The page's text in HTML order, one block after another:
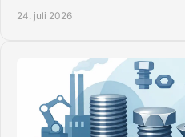
24. juli 2026